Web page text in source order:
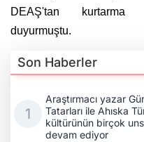
DEAŞ'tan kurtarma
duyurmuştu.
Son Haberler
Araştırmacı yazar
Tatarları ile Ahıska
kültürünün birçok
devam ediyor